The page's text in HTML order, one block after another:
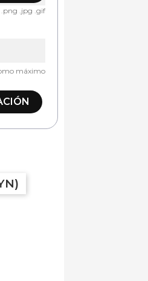
.png .jpg .gif
máximo